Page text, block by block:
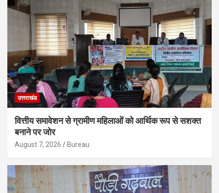
उत्तराखंड
वित्तीय समावेशन से ग्रामीण महिलाओं को आर्थिक रूप से सशक्त
बनाने पर जोर
August 7, 2026 Bureau